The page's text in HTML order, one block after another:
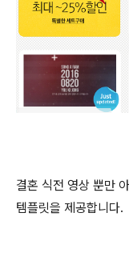
결혼 식전 영상 뿐만
템플릿을 제공합니다.